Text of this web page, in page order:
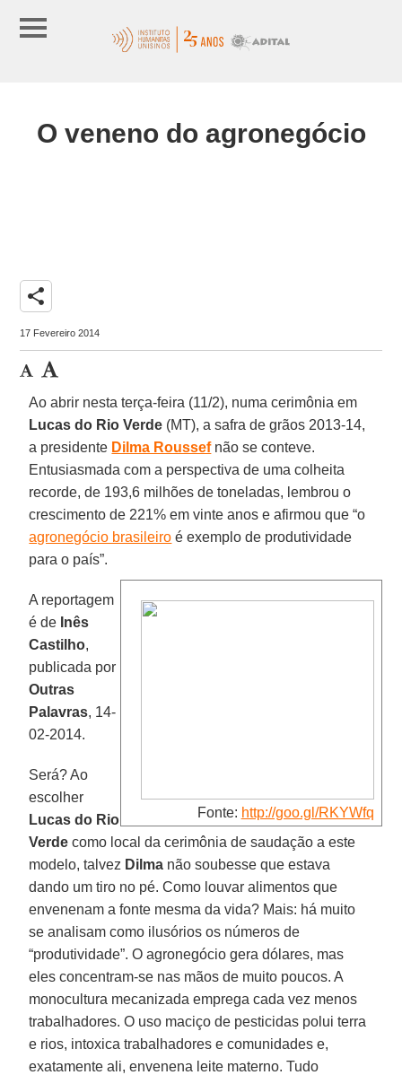
O veneno do agronegócio
share
17 Fevereiro 2014
Ao abrir nesta terça-feira (11/2), numa cerimônia em
Lucas do Rio Verde (MT), a safra de grãos 2013-14,
a presidente Dilma Roussefnão se conteve.
Entusiasmada com a perspectiva de uma colheita
recorde, de 193,6 milhões de toneladas, lembrou o
crescimento de 221% em vinte anos e afirmou que “o
agronegócio brasileiro é exemplo de produtividade
para o país”.
Fonte: http://goo.gl/RKYWfq
A reportagem
é de Inês
Castilho,
publicada por
Outras
Palavras, 14-
02-2014.
Será? Ao
escolher
Lucas do Rio
Verde como local da cerimônia de saudação a este
modelo, talvez Dilma não soubesse que estava
dando um tiro no pé. Como louvar alimentos que
envenenam a fonte mesma da vida? Mais: há muito
se analisam como ilusórios os números de
“produtividade”. O agronegócio gera dólares, mas
eles concentram-se nas mãos de muito poucos. A
monocultura mecanizada emprega cada vez menos
trabalhadores. O uso maciço de pesticidas polui terra
e rios, intoxica trabalhadores e comunidades e,
exatamente ali, envenena leite materno. Tudo